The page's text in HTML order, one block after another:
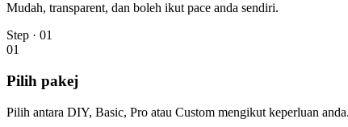
Mudah, transparent, dan boleh ikut pace anda sendiri.
Step · 01
01
Pilih pakej
Pilih antara DIY, Basic, Pro atau Custom mengikut keperluan anda.